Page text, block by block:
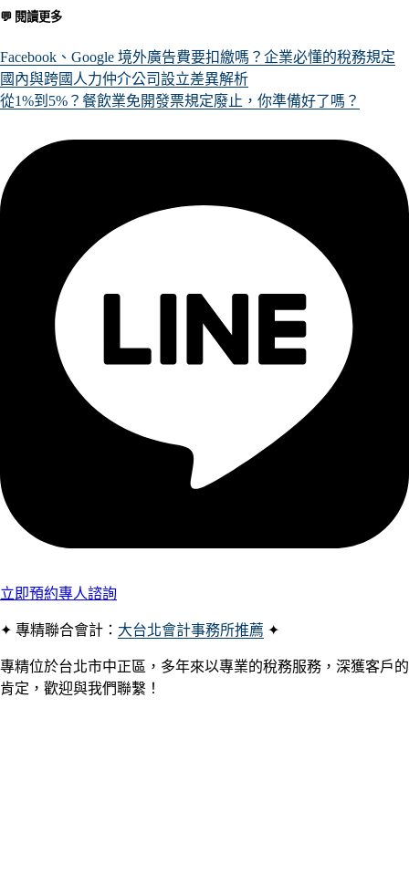
💬 閱讀更多
Facebook、Google 境外廣告費要扣繳嗎？企業必懂的稅務規定
國內與跨國人力仲介公司設立差異解析
從1%到5%？餐飲業免開發票規定廢止，你準備好了嗎？
立即預約專人諮詢
✦ 專精聯合會計： 大台北會計事務所推薦 ✦
專精位於台北市中正區，多年來以專業的稅務服務，深獲客戶的
肯定，歡迎與我們聯繫！